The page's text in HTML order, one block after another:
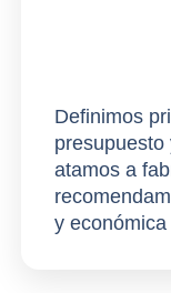
Definimos
presupuesto
atamos a
y económica